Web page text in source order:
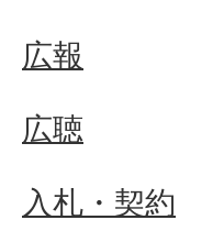
広報
広聴
入札・契約